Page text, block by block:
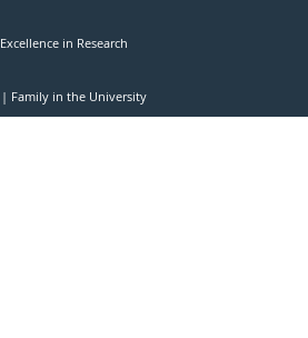
Excellence in Research
Family in the University